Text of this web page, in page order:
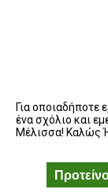
Για
ένα σχόλιο και
Μέλισσα! Καλώς